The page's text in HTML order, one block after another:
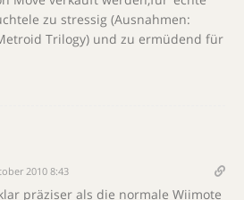
zu stressig (Ausnahmen:
Trilogy) und zu ermüdend für
2010 8:43
präziser als die normale Wiimote